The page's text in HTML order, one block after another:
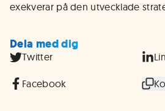
exekverar på den utvecklade
Dela med dig
Twitter
Facebook